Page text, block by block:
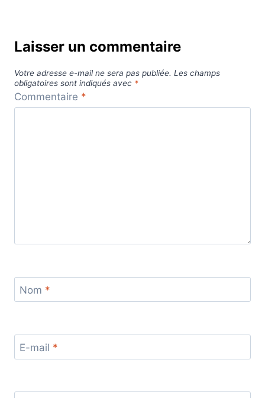
Laisser un commentaire
Votre adresse e-mail ne sera pas publiée. Les champs
obligatoires sont indiqués avec *
Commentaire *
Nom *
E-mail *